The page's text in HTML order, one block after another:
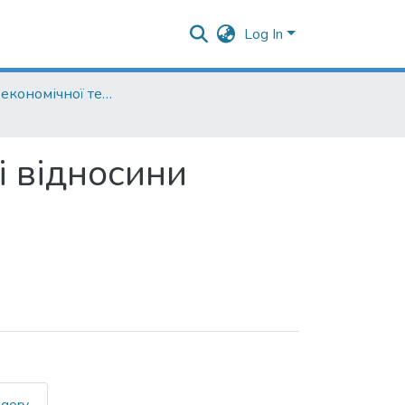
Log In
Кафедра економічної теорії
відносини